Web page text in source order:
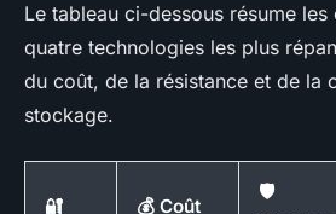
Le tableau ci-dessous résume
quatre technologies les plus
du coût, de la résistance et de la
stockage.
🔐
💰 Coût
🛡️